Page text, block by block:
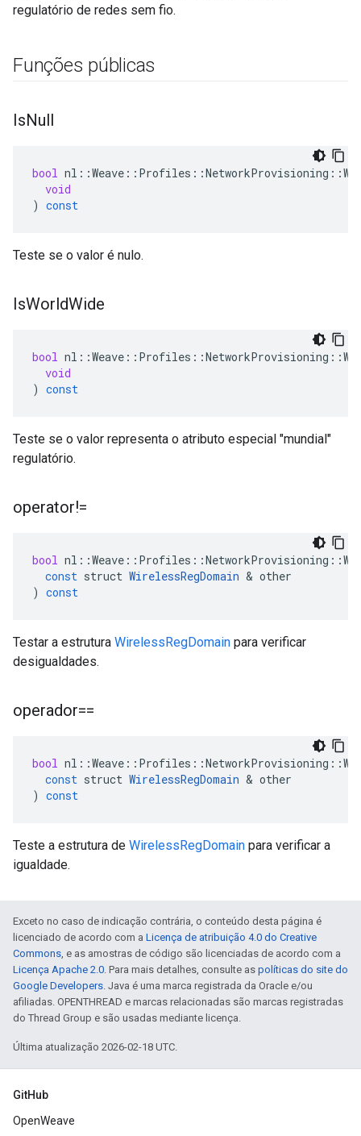
regulatório de redes sem fio.
Funções públicas
IsNull
bool nl ::Weave :: Profiles ::NetworkProvisioning ::
void
) const
Teste se o valor é nulo.
IsWorldWide
bool nl ::Weave :: Profiles ::NetworkProvisioning ::
void
) const
Teste se o valor representa o atributo especial "mundial"
regulatório.
operator!=
bool nl ::Weave :: Profiles ::NetworkProvisioning ::
const struct WirelessRegDomain & other
) const
Testar a estrutura WirelessRegDomain para verificar
desigualdades.
operador==
bool nl ::Weave :: Profiles ::NetworkProvisioning ::
const struct WirelessRegDomain & other
) const
Teste a estrutura de WirelessRegDomain para verificar a
igualdade.
Exceto no caso de indicação contrária, o conteúdo desta página é
licenciado de acordo com a Licença de atribuição 4.0 do Creative
Commons, e as amostras de código são licenciadas de acordo com a
Licença Apache 2.0. Para mais detalhes, consulte as políticas do site do
Google Developers. Java é uma marca registrada da Oracle e/ou
afiliadas. OPENTHREAD e marcas relacionadas são marcas registradas
do Thread Group e são usadas mediante licença.
Última atualização 2026-02-18 UTC.
GitHub
OpenWeave